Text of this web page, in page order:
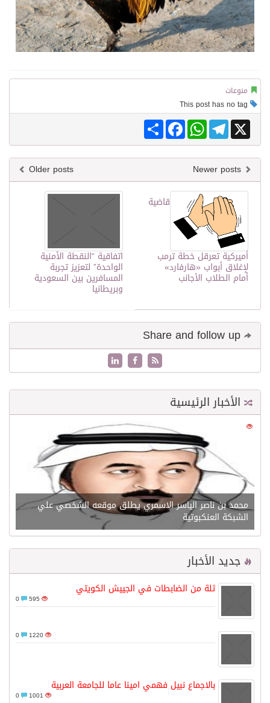
منوعات
Share
FacebookWhatsAppTelegram X
Older posts
اتفاقية “النقطة الأمنية
الواحدة” لتعزيز تجربة
المسافرين بين السعودية
وبريطانيا
قاضية
أميركية تعرقل خطة ترمب
لإغلاق أبواب «هارفارد»
أمام الطلاب الأجانب
الأخبار الرئيسية
21572
محمد بن ناصر الياسر الاسمري يطلق موقعه الشخصي علي
الشبكة العنكبوتية
جديد الأخبار
ثلة من الضابطات في الجييش الكويتي
595
1220
بالاجماع نبيل فهمي امينا عاما للجامعة العربية
1001